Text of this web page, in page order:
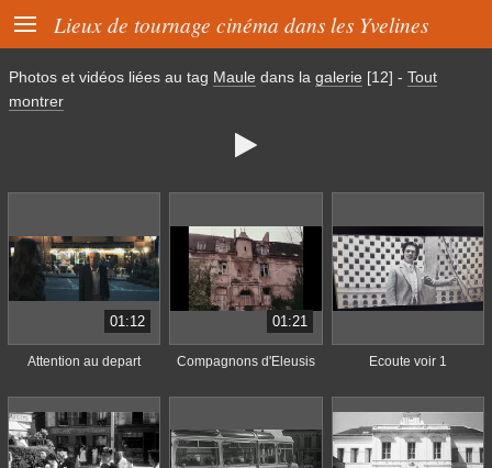
 Lieux de tournage cinéma dans les Yvelines
Photos et vidéos liées au tag Maule dans la galerie [12] - Tout
montrer

01:12
Attention au depart
01:21
Compagnons d'Eleusis Ecoute voir 1